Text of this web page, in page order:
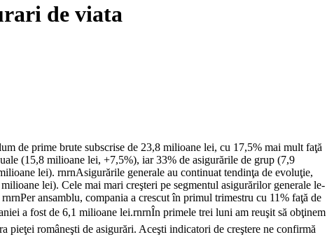
de viata
de prime brute subscrise de 23,8 milioane lei, cu 17,5% mai mult faţă
(15,8 milioane lei, +7,5%), iar 33% de asigurările de grup (7,9
lei). rnrnAsigurările generale au continuat tendinţa de evoluţie,
lei). Cele mai mari creşteri pe segmentul asigurărilor generale le-
ansamblu, compania a crescut în primul trimestru cu 11% faţă de
a fost de 6,1 milioane lei.rnrnÎn primele trei luni am reuşit să obţinem
pieţei româneşti de asigurări. Aceşti indicatori de creştere ne confirmă